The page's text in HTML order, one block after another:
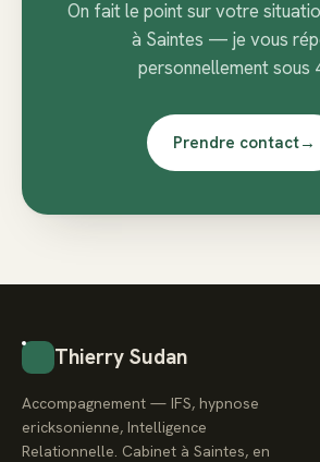
On fait le point sur votre
à Saintes — je vous
personnellement sous
Prendre contact→
Thierry Sudan
Accompagnement — IFS, hypnose
ericksonienne, Intelligence
Relationnelle. Cabinet à Saintes, en